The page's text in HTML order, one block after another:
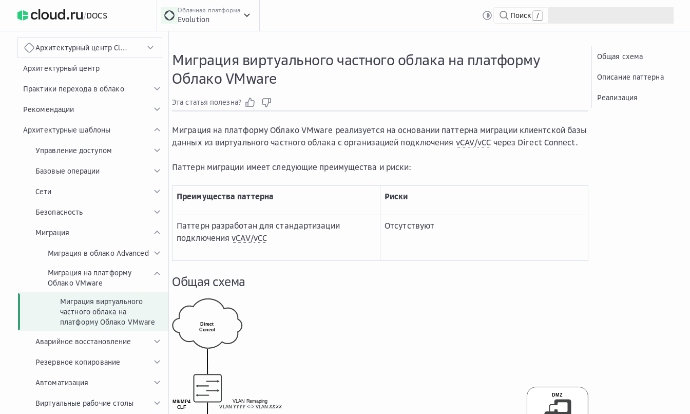
/DOCS
Облачная платформа
Evolution Поиск /
Архитектурный центр Cloud.ru
Архитектурный центр
Практики перехода в облако
Рекомендации
Архитектурные шаблоны
Управление доступом
Базовые операции
Сети
Безопасность
Миграция
Миграция в облако Advanced
Миграция на платформу
Облако VMware
Миграция виртуального
частного облака на
платформу Облако VMware
Аварийное восстановление
Резервное копирование
Автоматизация
Виртуальные рабочие столы
Миграция виртуального частного облака на платформу
Облако VMware
Эта статья полезна?
Миграция на платформу Облако VMware реализуется на основании паттерна миграции клиентской базы
данных из виртуального частного облака с организацией подключения vCAV/vCC через Direct Connect.
Паттерн миграции имеет следующие преимущества и риски:
Преимущества паттерна Риски
Паттерн разработан для стандартизации
подключенияvCAV/vCC
Отсутствуют
Общая схема
Общая схема
Описание паттерна
Реализация